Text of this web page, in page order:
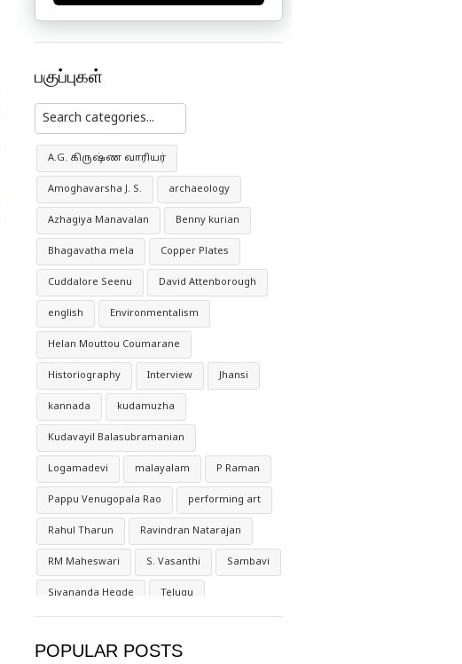
பகுப்புகள்
A.G. கிருஷ்ண வாரியர்
Amoghavarsha J. S. archaeology
Azhagiya Manavalan Benny kurian
Bhagavatha mela Copper Plates
Cuddalore Seenu David Attenborough
english Environmentalism
Helan Mouttou Coumarane
Historiography Interview Jhansi
kannada kudamuzha
Kudavayil Balasubramanian
Logamadevi malayalam P Raman
Pappu Venugopala Rao performing art
Rahul Tharun Ravindran Natarajan
RM Maheswari S. Vasanthi Sambavi
Sivananda Hegde Telugu
V. Vedachalam Vignesh Srinivasan
POPULAR POSTS